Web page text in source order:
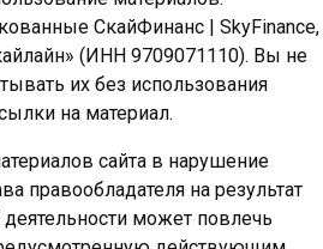
СкайФинанс | SkyFinance,
(ИНН 9709071110). Вы не
их без использования
на материал.
сайта в нарушение
правообладателя на результат
деятельности может повлечь